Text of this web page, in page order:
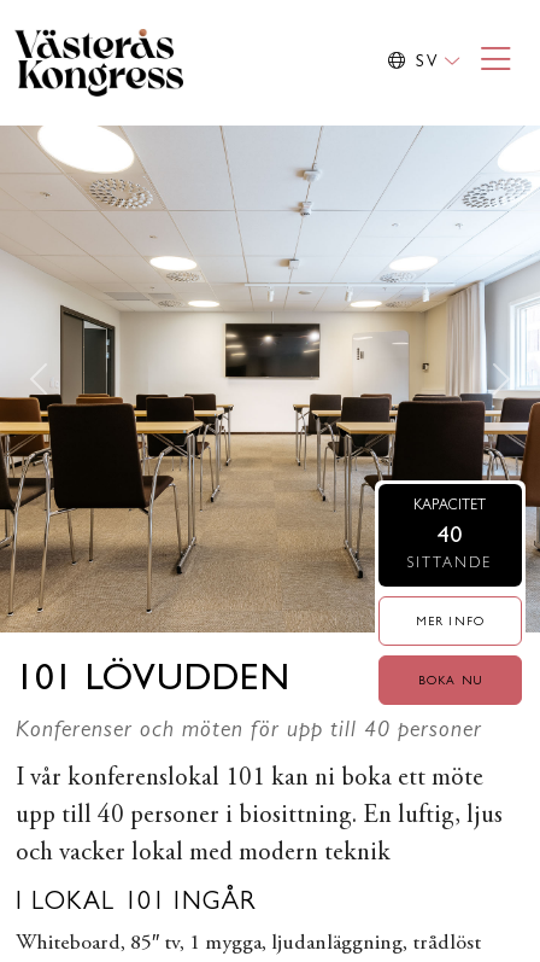
SV
Previous
101 LÖVUDDEN
KAPACITET
40
SITTANDE
MER INFO
BOKA NU
Konferenser och möten för upp till 40 personer
I vår konferenslokal 101 kan ni boka ett möte
upp till 40 personer i biosittning. En luftig, ljus
och vacker lokal med modern teknik
I LOKAL 101 INGÅR
Whiteboard, 85″ tv, 1 mygga, ljudanläggning, trådlöst